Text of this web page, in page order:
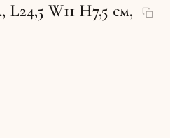
W11 H7,5 см,